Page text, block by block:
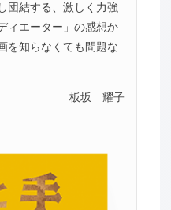
団結する、激しく力強
ィエーター」の感想か
を知らなくても問題な
板坂 耀子